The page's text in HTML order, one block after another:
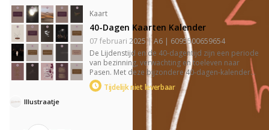
Kaart
40-Dagen Kaarten Kalender
07 februari 2025 | A6 | 6095500659654
De Lijdenstijd en de 40-dagentijd zijn een periode
van bezinning, verwachting en toeleven naar
Pasen. Met deze bijzondere 40-dagen-kalender
creëer je een dagelijks moment van rust en
reflectie. De set bevat 20 dubbelzijdig bedrukte
A6-kaarten, ontworpen door Mattanja Isendoorn
van Illustraatje, met prachtige illustraties en
bemoedigende woorden die je helpen om stil te
Tijdelijk niet leverbaar
Illustraatje